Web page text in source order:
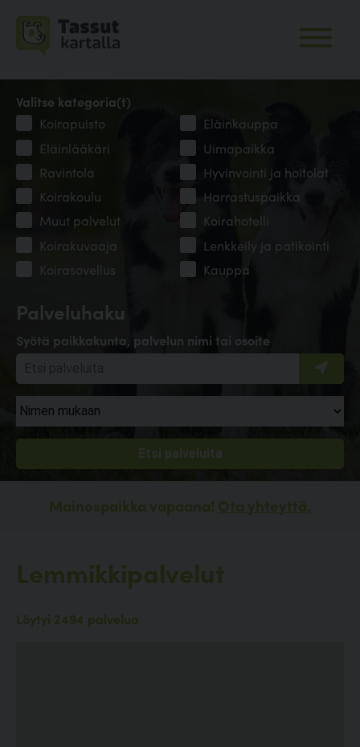
Palveluhaku
Syötä paikkakunta, palvelun nimi tai osoite
Valitse kategoria(t)
Koirapuisto
Eläinkauppa
Eläinlääkäri
Uimapaikka
Ravintola
Hyvinvointi ja hoitolat
Koirakoulu
Harrastuspaikka
Muut palvelut
Koirahotelli
Koirakuvaaja
Lenkkeily ja patikointi
Koirasovellus
Kauppa
Mainospaikka vapaana! Ota yhteyttä.
Lemmikkipalvelut
Löytyi 2494 palvelua